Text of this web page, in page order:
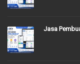
Jasa